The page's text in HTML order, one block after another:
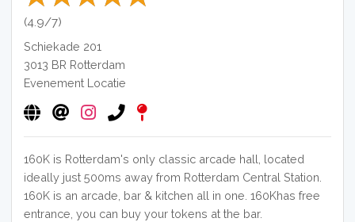
(4.9/7)
Schiekade 201
3013 BR Rotterdam
Evenement Locatie
160K is Rotterdam's only classic arcade hall, located
ideally just 500ms away from Rotterdam Central Station.
160K is an arcade, bar & kitchen all in one. 160Khas free
entrance, you can buy your tokens at the bar.